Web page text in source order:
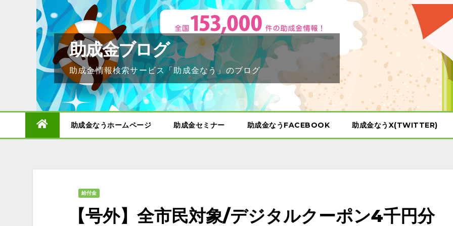
助成金ブログ
助成金情報検索サービス「助成金なう」のブログ
助成金なうホームページ 助成金セミナー 助成金なうFACEBOOK 助成金なうX(TWITTER)
給付金
【号外】全市民対象/デジタルクーポン4千円分